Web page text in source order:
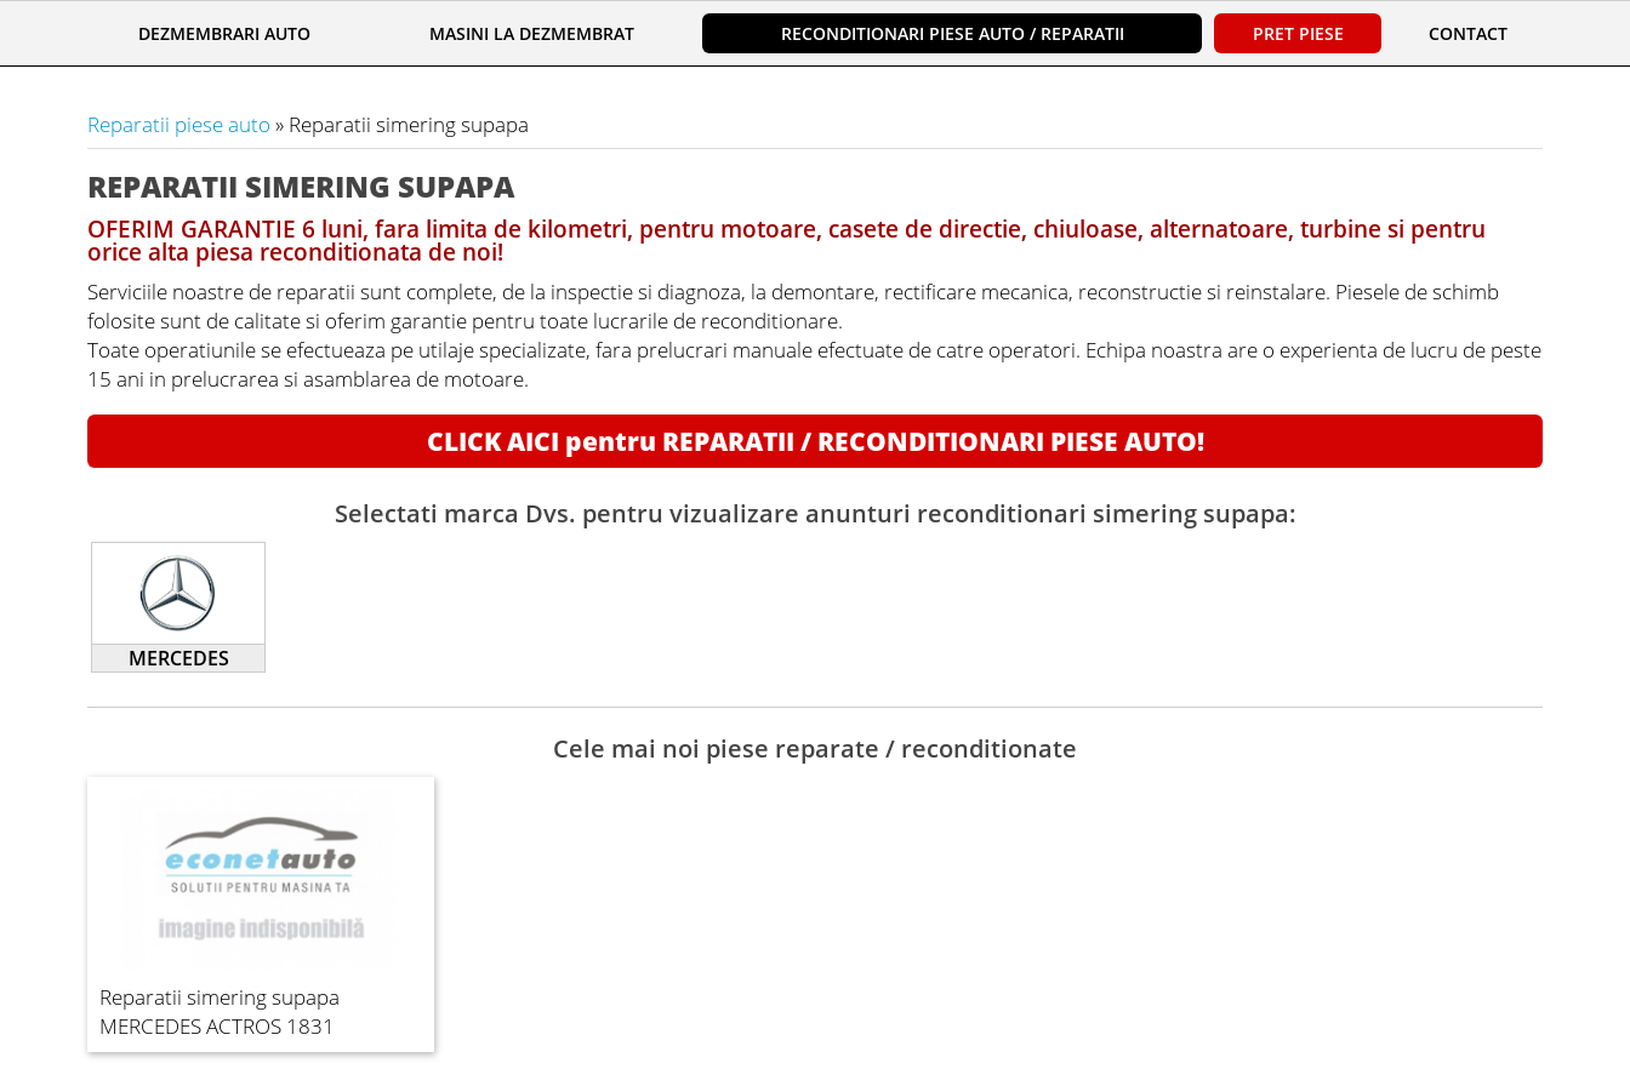
DEZMEMBRARI AUTO MASINI LA DEZMEMBRAT RECONDITIONARI PIESE AUTO / REPARATII PRET PIESE CONTACT
Reparatii piese auto » Reparatii simering supapa
REPARATII SIMERING SUPAPA
OFERIM GARANTIE 6 luni, fara limita de kilometri, pentru motoare, casete de directie, chiuloase, alternatoare, turbine si pentru
orice alta piesa reconditionata de noi!
Serviciile noastre de reparatii sunt complete, de la inspectie si diagnoza, la demontare, rectificare mecanica, reconstructie si reinstalare. Piesele de schimb
folosite sunt de calitate si oferim garantie pentru toate lucrarile de reconditionare.
Toate operatiunile se efectueaza pe utilaje specializate, fara prelucrari manuale efectuate de catre operatori. Echipa noastra are o experienta de lucru de peste
15 ani in prelucrarea si asamblarea de motoare.
CLICK AICI pentru REPARATII / RECONDITIONARI PIESE AUTO!
Selectati marca Dvs. pentru vizualizare anunturi reconditionari simering supapa:
MERCEDES
Cele mai noi piese reparate / reconditionate
Reparatii simering supapa
MERCEDES ACTROS 1831